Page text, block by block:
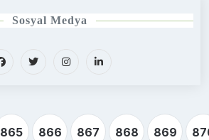
Sosyal Medya
865 866 867 868 869